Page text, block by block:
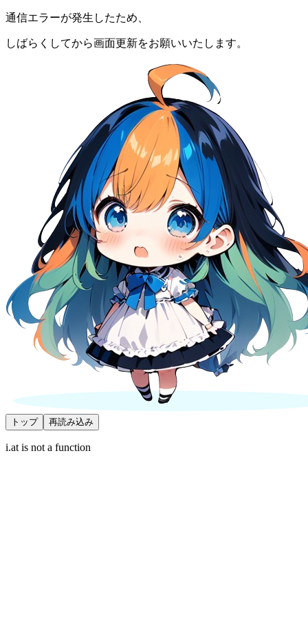
通信エラーが発生したため、
しばらくしてから画面更新をお願いいたします。
トップ 再読み込み
i.at is not a function